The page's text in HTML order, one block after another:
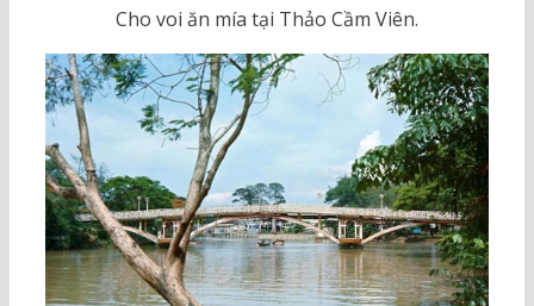
Cho voi ăn mía tại Thảo Cầm Viên.